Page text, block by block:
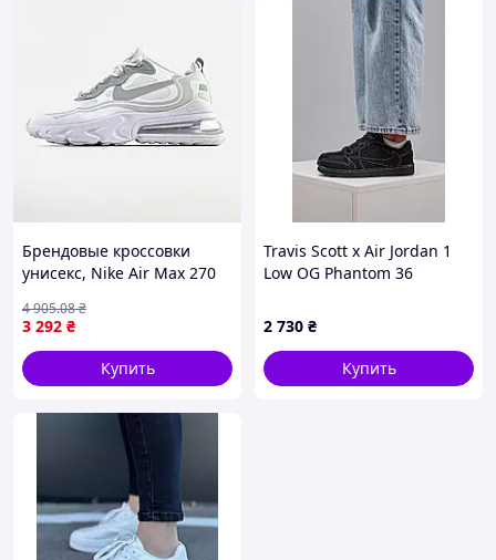
Брендовые кроссовки
унисекс, Nike Air Max 270
3 292 ₴
4 905.08₴
Купить
Travis Scott x Air Jordan 1
Low OG Phantom 36
2 730 ₴
Купить